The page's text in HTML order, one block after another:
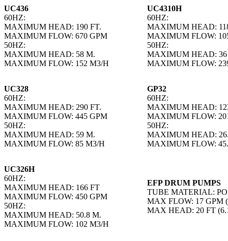
UC436
60HZ:
MAXIMUM HEAD: 190 FT.
MAXIMUM FLOW: 670 GPM
50HZ:
MAXIMUM HEAD: 58 M.
MAXIMUM FLOW: 152 M3/H
UC4310H
60HZ:
MAXIMUM HEAD:
MAXIMUM FLOW:
50HZ:
MAXIMUM HEAD:
MAXIMUM FLOW:
UC328
60HZ:
MAXIMUM HEAD: 290 FT.
MAXIMUM FLOW: 445 GPM
50HZ:
MAXIMUM HEAD: 59 M.
MAXIMUM FLOW: 85 M3/H
GP32
60HZ:
MAXIMUM HEAD:
MAXIMUM FLOW:
50HZ:
MAXIMUM HEAD:
MAXIMUM FLOW:
UC326H
60HZ:
MAXIMUM HEAD: 166 FT
MAXIMUM FLOW: 450 GPM
50HZ:
MAXIMUM HEAD: 50.8 M.
MAXIMUM FLOW: 102 M3/H
EFP DRUM PUMPS
TUBE MATERIAL:
MAX FLOW: 17 GPM
MAX HEAD: 20 FT